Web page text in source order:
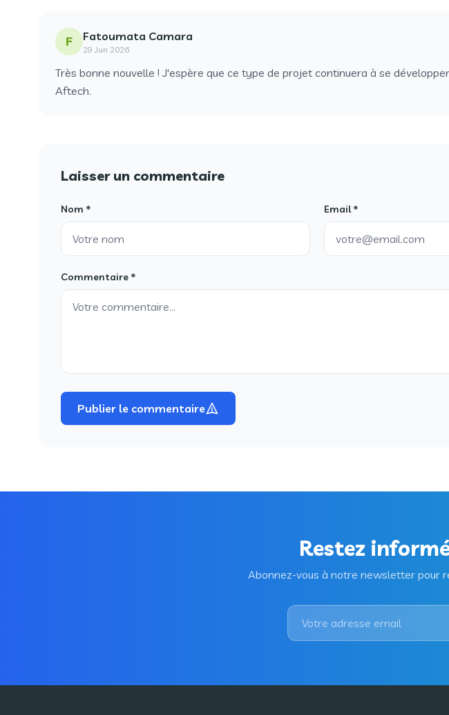
F Fatoumata Camara
29 Jun 2026
Très bonne nouvelle ! J'espère que ce type de projet continuera à se
Aftech.
Laisser un commentaire
Nom * Email *
Commentaire *
Publier le commentaire
Restez
Abonnez-vous à notre newsletter pour